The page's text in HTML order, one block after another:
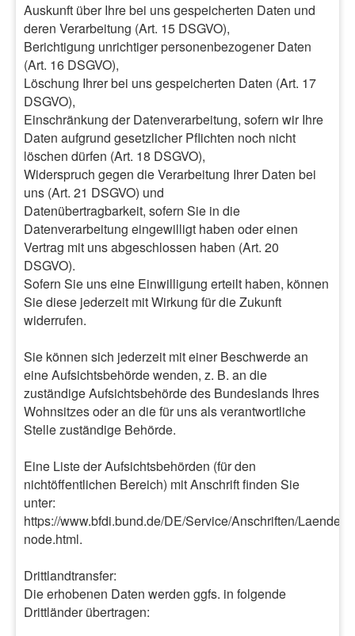
Auskunft über Ihre bei uns gespeicherten Daten und
deren Verarbeitung (Art. 15 DSGVO),
Berichtigung unrichtiger personenbezogener Daten
(Art. 16 DSGVO),
Löschung Ihrer bei uns gespeicherten Daten (Art. 17
DSGVO),
Einschränkung der Datenverarbeitung, sofern wir Ihre
Daten aufgrund gesetzlicher Pflichten noch nicht
löschen dürfen (Art. 18 DSGVO),
Widerspruch gegen die Verarbeitung Ihrer Daten bei
uns (Art. 21 DSGVO) und
Datenübertragbarkeit, sofern Sie in die
Datenverarbeitung eingewilligt haben oder einen
Vertrag mit uns abgeschlossen haben (Art. 20
DSGVO).
Sofern Sie uns eine Einwilligung erteilt haben, können
Sie diese jederzeit mit Wirkung für die Zukunft
widerrufen.
Sie können sich jederzeit mit einer Beschwerde an
eine Aufsichtsbehörde wenden, z. B. an die
zuständige Aufsichtsbehörde des Bundeslands Ihres
Wohnsitzes oder an die für uns als verantwortliche
Stelle zuständige Behörde.
Eine Liste der Aufsichtsbehörden (für den
nichtöffentlichen Bereich) mit Anschrift finden Sie
unter:
https://www.bfdi.bund.de/DE/Service/Anschriften/Laender/
node.html.
Drittlandtransfer:
Die erhobenen Daten werden ggfs. in folgende
Drittländer übertragen: